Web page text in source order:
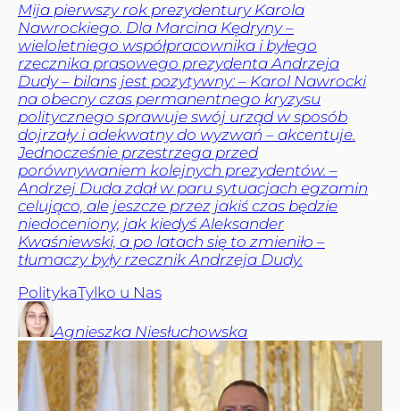
Mija pierwszy rok prezydentury Karola
Nawrockiego. Dla Marcina Kędryny –
wieloletniego współpracownika i byłego
rzecznika prasowego prezydenta Andrzeja
Dudy – bilans jest pozytywny: – Karol Nawrocki
na obecny czas permanentnego kryzysu
politycznego sprawuje swój urząd w sposób
dojrzały i adekwatny do wyzwań – akcentuje.
Jednocześnie przestrzega przed
porównywaniem kolejnych prezydentów. –
Andrzej Duda zdał w paru sytuacjach egzamin
celująco, ale jeszcze przez jakiś czas będzie
niedoceniony, jak kiedyś Aleksander
Kwaśniewski, a po latach się to zmieniło –
tłumaczy były rzecznik Andrzeja Dudy.
PolitykaTylko u Nas
Agnieszka Niesłuchowska